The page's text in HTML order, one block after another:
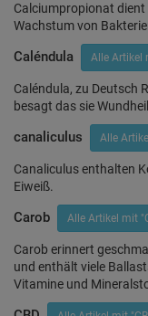
Calciumpropionat
Wachstum von
Caléndula Alle Artikel
Caléndula, zu Deutsch
besagt das sie
canaliculus Alle
Canaliculus enthalten
Eiweiß.
Carob Alle Artikel mit
Carob erinnert
und enthält viele
Vitamine und